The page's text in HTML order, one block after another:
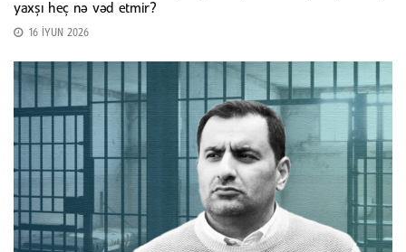
yaxşı heç nə vəd etmir?
16 İYUN 2026